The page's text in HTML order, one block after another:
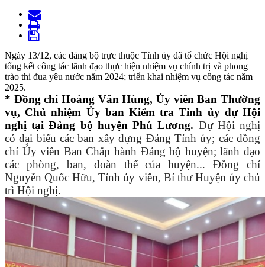
Ngày 13/12, các đảng bộ trực thuộc Tỉnh ủy đã tổ chức Hội nghị
tổng kết công tác lãnh đạo thực hiện nhiệm vụ chính trị và phong
trào thi đua yêu nước năm 2024; triển khai nhiệm vụ công tác năm
2025.
* Đồng chí Hoàng Văn Hùng, Ủy viên Ban Thường
vụ, Chủ nhiệm Ủy ban Kiểm tra Tỉnh ủy dự Hội
nghị tại Đảng bộ huyện Phú Lương. Dự Hội nghị
có đại biểu các ban xây dựng Đảng Tỉnh ủy; các đồng
chí Ủy viên Ban Chấp hành Đảng bộ huyện; lãnh đạo
các phòng, ban, đoàn thể của huyện... Đồng chí
Nguyễn Quốc Hữu, Tỉnh ủy viên, Bí thư Huyện ủy chủ
trì Hội nghị.